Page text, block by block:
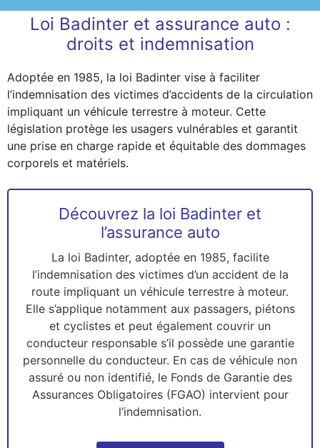
Loi Badinter et assurance auto :
droits et indemnisation
Adoptée en 1985, la loi Badinter vise à faciliter
l’indemnisation des victimes d’accidents de la circulation
impliquant un véhicule terrestre à moteur. Cette
législation protège les usagers vulnérables et garantit
une prise en charge rapide et équitable des dommages
corporels et matériels.
Découvrez la loi Badinter et
l’assurance auto
La loi Badinter, adoptée en 1985, facilite
l’indemnisation des victimes d’un accident de la
route impliquant un véhicule terrestre à moteur.
Elle s’applique notamment aux passagers, piétons
et cyclistes et peut également couvrir un
conducteur responsable s’il possède une garantie
personnelle du conducteur. En cas de véhicule non
assuré ou non identifié, le Fonds de Garantie des
Assurances Obligatoires (FGAO) intervient pour
l’indemnisation.